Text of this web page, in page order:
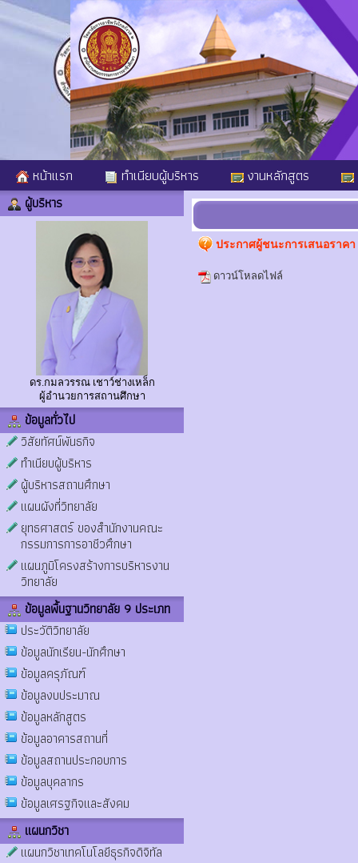
หน้าแรก ทำเนียบผู้บริหาร งานหลักสูตร
ผู้บริหาร
ดร.กมลวรรณ เชาว์ช่างเหล็ก
ผู้อำนวยการสถานศึกษา
ข้อมูลทั่วไป
วิสัยทัศน์พันธกิจ
ทำเนียบผู้บริหาร
ผู้บริหารสถานศึกษา
แผนผังที่วิทยาลัย
ยุทธศาสตร์ ของสำนักงานคณะ
กรรมการการอาชีวศึกษา
แผนภูมิโครงสร้างการบริหารงาน
วิทยาลัย
ข้อมูลพื้นฐานวิทยาลัย 9 ประเภท
ประวัติวิทยาลัย
ข้อมูลนักเรียน-นักศึกษา
ข้อมูลครุภัณฑ์
ข้อมูลงบประมาณ
ข้อมูลหลักสูตร
ข้อมูลอาคารสถานที่
ข้อมูลสถานประกอบการ
ข้อมูลบุคลากร
ข้อมูลเศรฐกิจและสังคม
แผนกวิชา
แผนกวิชาเทคโนโลยีธุรกิจดิจิทัล
ประกาศผู้ชนะการเสนอราค
ดาวน์โหลดไฟล์